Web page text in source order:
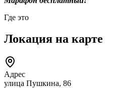
Где это
Локация на карте
Адрес
улица Пушкина, 86